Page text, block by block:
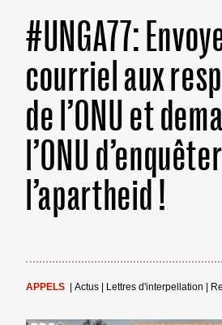
#UNGA77:
courriel aux
de l’ONU et
l’ONU
l’apartheid !
APPELS Actus Lettres d'interpellation